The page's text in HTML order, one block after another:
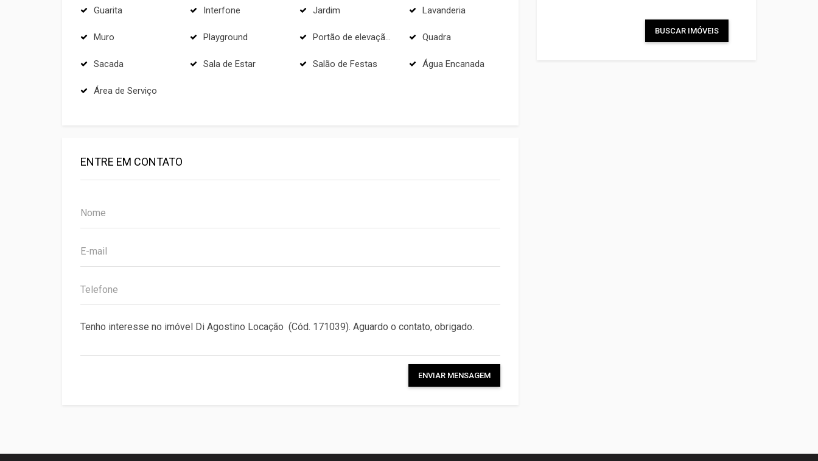
Guarita Interfone Jardim Lavanderia
Muro Playground Portão de elevação com motor Quadra
Sacada Sala de Estar Salão de Festas Água Encanada
Área de Serviço
ENTRE EM CONTATO
ENVIAR MENSAGEM
BUSCAR IMÓVEIS